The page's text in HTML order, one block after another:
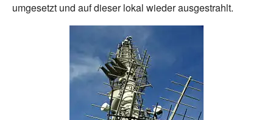
umgesetzt und auf dieser lokal wieder ausgestrahlt.